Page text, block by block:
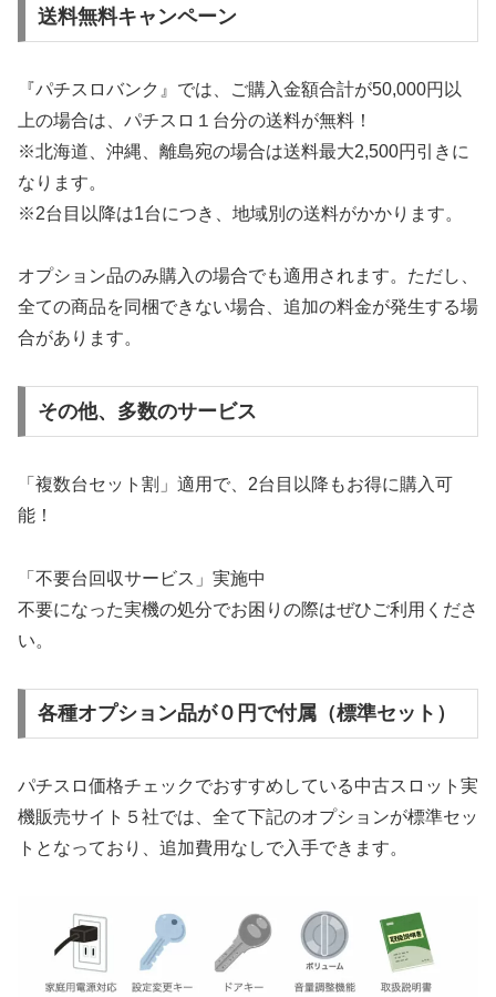
送料無料キャンペーン
『パチスロバンク』では、ご購入金額合計が50,000円以
上の場合は、パチスロ１台分の送料が無料！
※北海道、沖縄、離島宛の場合は送料最大2,500円引きに
なります。
※2台目以降は1台につき、地域別の送料がかかります。
オプション品のみ購入の場合でも適用されます。ただし、
全ての商品を同梱できない場合、追加の料金が発生する場
合があります。
その他、多数のサービス
「複数台セット割」適用で、2台目以降もお得に購入可
能！
「不要台回収サービス」実施中
不要になった実機の処分でお困りの際はぜひご利用くださ
い。
各種オプション品が０円で付属（標準セット）
パチスロ価格チェックでおすすめしている中古スロット実
機販売サイト５社では、全て下記のオプションが標準セッ
トとなっており、追加費用なしで入手できます。